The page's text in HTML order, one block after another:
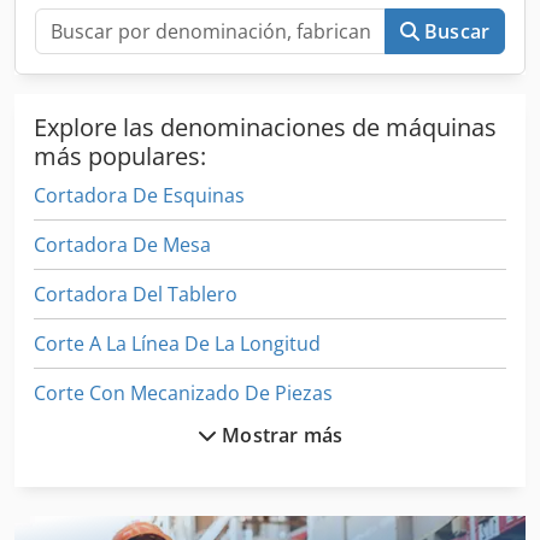
Tensión: 400 V Corriente: 31 A Frecuencia: 50 Hz Corriente
secundaria: 40 A Tensión de control: 24 V CC Cjdpfx Acjxx
Svrjnerf EQUIPAMIENTO Carga de paneles frontales
automático Mesa frontal fija de baquelita con sistema de
colchón de aire 3 mesas delanteras móviles de baquelita
con sistema de colchón de aire Carro empujador con 6
pinzas
Buscar
Explore las denominaciones de máquinas
más populares:
Cortadora De Esquinas
Cortadora De Mesa
Cortadora Del Tablero
Corte A La Línea De La Longitud
Corte Con Mecanizado De Piezas
Corte De La Máquina De Corte
Mostrar más